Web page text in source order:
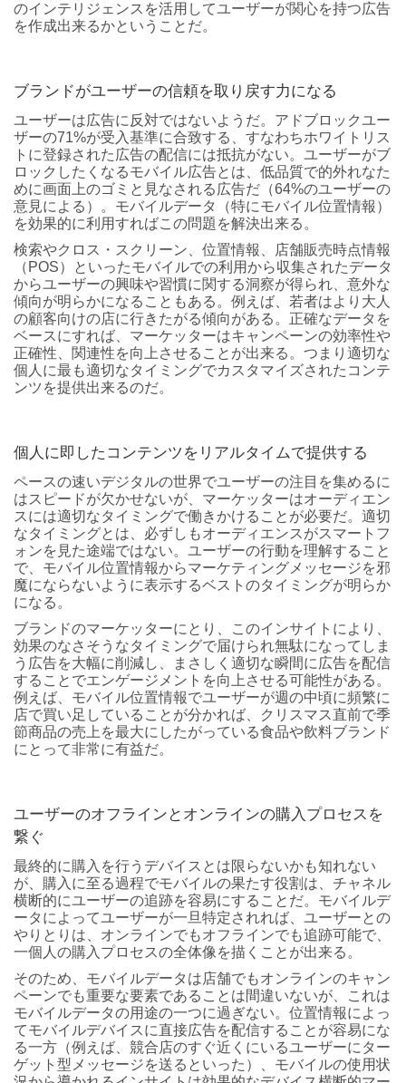
のインテリジェンスを活用してユーザーが関心を持つ広告
を作成出来るかということだ。
ブランドがユーザーの信頼を取り戻す力になる
ユーザーは広告に反対ではないようだ。アドブロックユー
ザーの71%が受入基準に合致する、すなわちホワイトリス
トに登録された広告の配信には抵抗がない。ユーザーがブ
ロックしたくなるモバイル広告とは、低品質で的外れなた
めに画面上のゴミと見なされる広告だ（64%のユーザーの
意見による）。モバイルデータ（特にモバイル位置情報）
を効果的に利用すればこの問題を解決出来る。
検索やクロス・スクリーン、位置情報、店舗販売時点情報
（POS）といったモバイルでの利用から収集されたデータ
からユーザーの興味や習慣に関する洞察が得られ、意外な
傾向が明らかになることもある。例えば、若者はより大人
の顧客向けの店に行きたがる傾向がある。正確なデータを
ベースにすれば、マーケッターはキャンペーンの効率性や
正確性、関連性を向上させることが出来る。つまり適切な
個人に最も適切なタイミングでカスタマイズされたコンテ
ンツを提供出来るのだ。
個人に即したコンテンツをリアルタイムで提供する
ペースの速いデジタルの世界でユーザーの注目を集めるに
はスピードが欠かせないが、マーケッターはオーディエン
スには適切なタイミングで働きかけることが必要だ。適切
なタイミングとは、必ずしもオーディエンスがスマートフ
ォンを見た途端ではない。ユーザーの行動を理解すること
で、モバイル位置情報からマーケティングメッセージを邪
魔にならないように表示するベストのタイミングが明らか
になる。
ブランドのマーケッターにとり、このインサイトにより、
効果のなさそうなタイミングで届けられ無駄になってしま
う広告を大幅に削減し、まさしく適切な瞬間に広告を配信
することでエンゲージメントを向上させる可能性がある。
例えば、モバイル位置情報でユーザーが週の中頃に頻繁に
店で買い足していることが分かれば、クリスマス直前で季
節商品の売上を最大にしたがっている食品や飲料ブランド
にとって非常に有益だ。
ユーザーのオフラインとオンラインの購入プロセスを
繋ぐ
最終的に購入を行うデバイスとは限らないかも知れない
が、購入に至る過程でモバイルの果たす役割は、チャネル
横断的にユーザーの追跡を容易にすることだ。モバイルデ
ータによってユーザーが一旦特定されれば、ユーザーとの
やりとりは、オンラインでもオフラインでも追跡可能で、
一個人の購入プロセスの全体像を描くことが出来る。
そのため、モバイルデータは店舗でもオンラインのキャン
ペーンでも重要な要素であることは間違いないが、これは
モバイルデータの用途の一つに過ぎない。位置情報によっ
てモバイルデバイスに直接広告を配信することが容易にな
る一方（例えば、競合店のすぐ近くにいるユーザーにター
ゲット型メッセージを送るといった）、モバイルの使用状